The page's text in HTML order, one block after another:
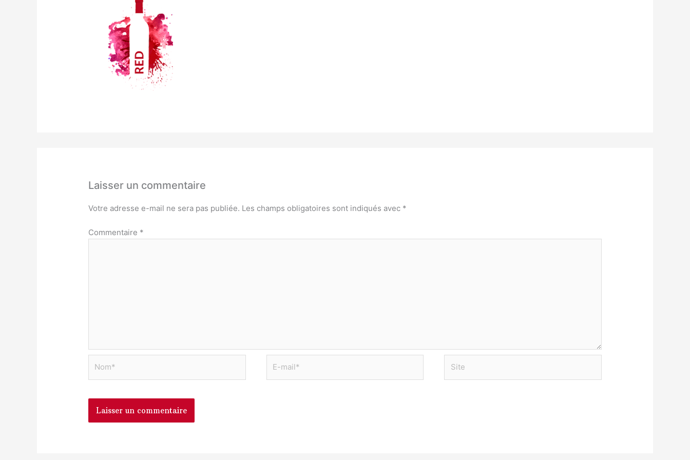
Laisser un commentaire
Votre adresse e-mail ne sera pas publiée. Les champs obligatoires sont indiqués avec *
Commentaire *
mail*